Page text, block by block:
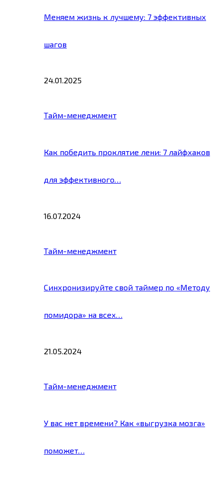
Меняем жизнь к лучшему: 7 эффективных
шагов
24.01.2025
Тайм-менеджмент
Как победить проклятие лени: 7 лайфхаков
для эффективного…
16.07.2024
Тайм-менеджмент
Синхронизируйте свой таймер по «Методу
помидора» на всех…
21.05.2024
Тайм-менеджмент
У вас нет времени? Как «выгрузка мозга»
поможет…